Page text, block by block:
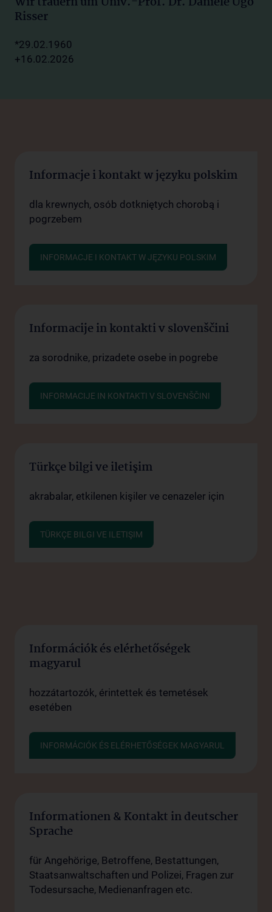
Risser
*29.02.1960
+16.02.2026
Informacje i kontakt w języku polskim
dla krewnych, osób dotkniętych chorobą i
pogrzebem
INFORMACJE I KONTAKT W JĘZYKU POLSKIM
Informacije in kontakti v slovenščini
za sorodnike, prizadete osebe in pogrebe
INFORMACIJE IN KONTAKTI V SLOVENŠČINI
Türkçe bilgi ve iletişim
akrabalar, etkilenen kişiler ve cenazeler için
TÜRKÇE BILGI VE ILETIŞIM
Információk és elérhetőségek
magyarul
hozzátartozók, érintettek és temetések
esetében
INFORMÁCIÓK ÉS ELÉRHETŐSÉGEK MAGYARUL
Informationen & Kontakt in deutscher
Sprache
für Angehörige, Betroffene, Bestattungen,
Staatsanwaltschaften und Polizei, Fragen zur
Todesursache, Medienanfragen etc.